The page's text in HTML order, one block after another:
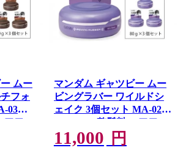
ムー
フォ
03
ワッ
マンダム ギャツビー ムー
ビングラバー ワイルドシ
ェイク 3個セット MA-02
GATSBY 整髪料 ヘアワッ
クス 男性化粧品
11,000 円